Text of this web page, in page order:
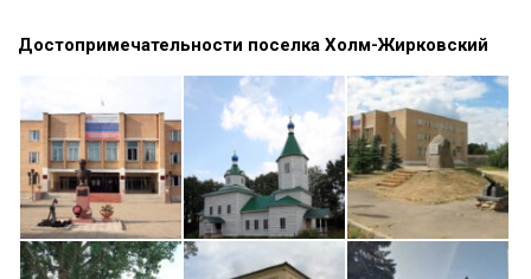
Достопримечательности поселка Холм-Жирковский